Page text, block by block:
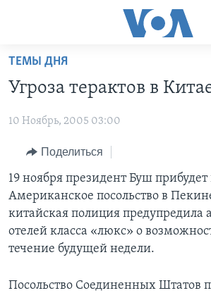
Перейти
основной
Перейти
навигации
Перейти
поиск
ПРОГРАММЫ
АМЕРИКА
НОВОСТИ ЗА МИНУТУ
ИТОГИ
ПОЧЕМУ ЭТО ВАЖНО?
ДИСКУССИЯ VOA
ДЕТАЛИ
НЬЮ-ЙОРК NEW YORK
ПРОЕКТЫ
УЧИМ АНГЛИЙСКИЙ
НАША АМЕРИКАНСКАЯ ИСТОРИЯ
А КАК В АМЕРИКЕ?
АРТЕФАКТЫ
АМЕРИКАНСКИЕ ГОРОДКИ
ЭКСПЕРТИЗА
ИНТЕРВЬЮ
ФАКТЫ ПРОТИВ ФЕЙКОВ
ЗА СВОБОДУ ПРЕССЫ
УЧИМ АНГЛИЙСКИЙ
ВИДЕО
ТЕМЫ ДНЯ
Угроза терактов в
10 Ноябрь, 2005 03:00
Поделиться
19 ноября президент Буш
Американское посольство в
китайская полиция
отелей класса «люкс» о
течение будущей недели.
Посольство Соединенных Штатов